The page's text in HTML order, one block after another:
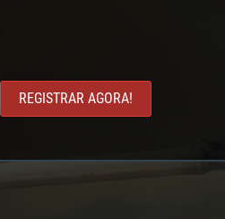
REGISTRAR AGORA!